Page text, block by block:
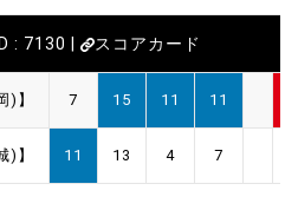
: 7130 | スコアカード
)】 7 15 11 11
)】 11 13 4 7